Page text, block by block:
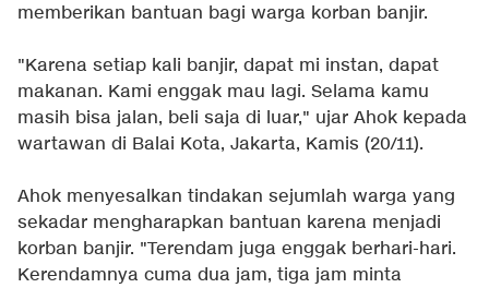
memberikan bantuan bagi warga korban banjir.
"Karena setiap kali banjir, dapat mi instan, dapat
makanan. Kami enggak mau lagi. Selama kamu
masih bisa jalan, beli saja di luar," ujar Ahok kepada
wartawan di Balai Kota, Jakarta, Kamis (20/11).
Ahok menyesalkan tindakan sejumlah warga yang
sekadar mengharapkan bantuan karena menjadi
korban banjir. "Terendam juga enggak berhari-hari.
Kerendamnya cuma dua jam, tiga jam minta